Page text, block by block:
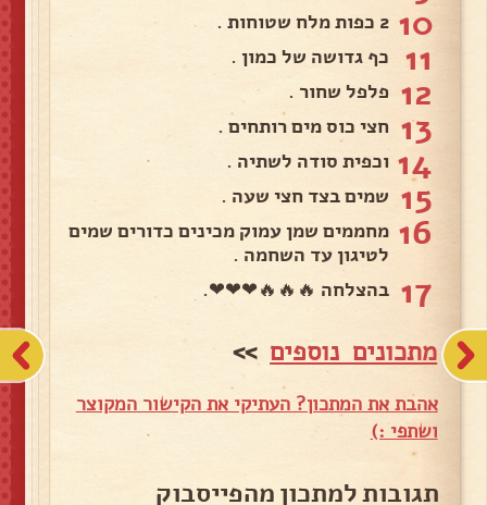
10 2 כפות מלח שטוחות .
11 כף גדושה של כמון .
12 פלפל שחור .
13 חצי כוס מים רותחים .
14 וכפית סודה לשתיה .
15 שמים בצד חצי שעה .
16 מחממים שמן עמוק מכינים כדורים שמים
לטיגון עד השחמה .
17 בהצלחה 🔥🔥🔥❤❤❤.
מתכונים נוספים >>
אהבת את המתכון? העתיקי את הקישור המקוצר
ושתפי :)
תגובות למתכון מהפייסבוק